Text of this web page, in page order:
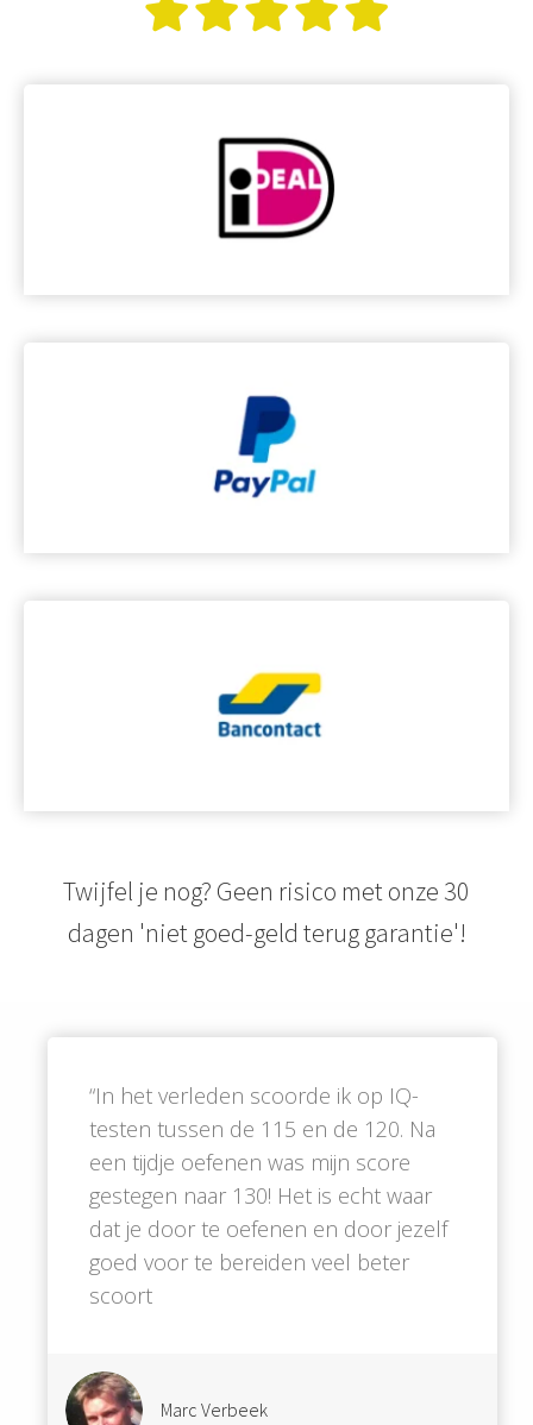
Twijfel je nog? Geen risico met onze 30
dagen 'niet goed-geld terug garantie'!
“In het verleden scoorde ik op IQ-
testen tussen de 115 en de 120. Na
een tijdje oefenen was mijn score
gestegen naar 130! Het is echt waar
dat je door te oefenen en door jezelf
goed voor te bereiden veel beter
scoort
Marc Verbeek